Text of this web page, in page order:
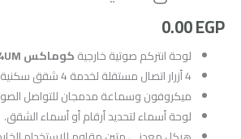
0.00EGP
لوحة انتركم صوتية خارجيةكوماكس DR-4UM
4 أزرار اتصال مستقلة لخدمة 4 شقق سكنية.
ميكروفون وسماعة مدمجان للتواصل
لوحة أسماء لتحديد أرقام أو أسماء الشقق.